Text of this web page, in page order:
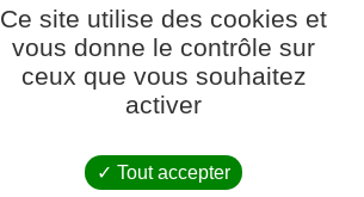
Ce site utilise des cookies et
vous donne le contrôle sur
ceux que vous souhaitez
activer
Tout accepter